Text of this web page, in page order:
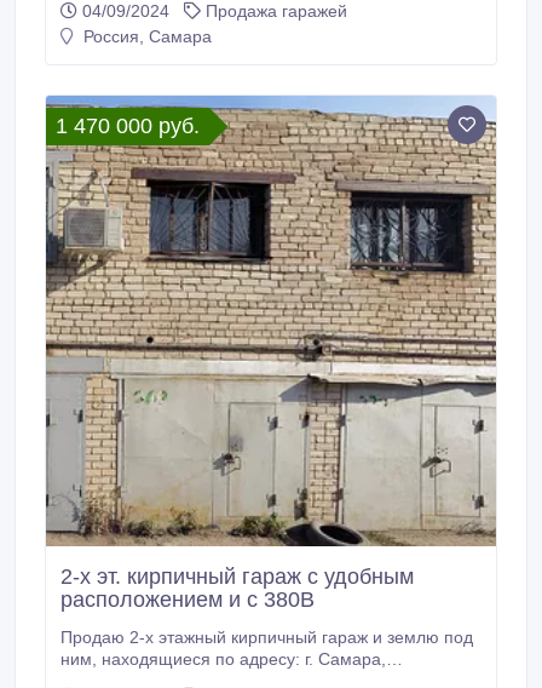
тер. ГСК 749 1-я очередь (пересечение с
Московским шоссе, напротив Парк Хауса, магазин
04/09/2024
Продажа гаражей
Россия, Самара
1 470 000 руб.
2-х эт. кирпичный гараж с удобным
расположением и с 380В
Продаю 2-х этажный кирпичный гараж и землю под
ним, находящиеся по адресу: г. Самара,